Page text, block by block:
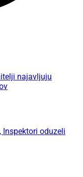
najavljuju
Inspektori oduzeli